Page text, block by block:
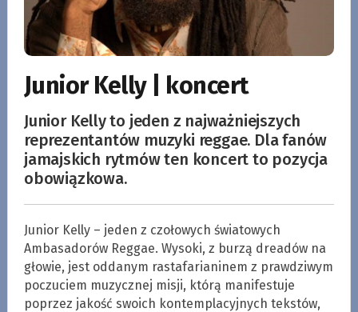
Junior Kelly | koncert
Junior Kelly to jeden z najważniejszych
reprezentantów muzyki reggae. Dla fanów
jamajskich rytmów ten koncert to pozycja
obowiązkowa.
Junior Kelly – jeden z czołowych światowych
Ambasadorów Reggae. Wysoki, z burzą dreadów na
głowie, jest oddanym rastafarianinem z prawdziwym
poczuciem muzycznej misji, którą manifestuje
poprzez jakość swoich kontemplacyjnych tekstów,